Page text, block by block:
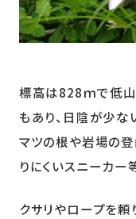
標高は828ｍで低
もあり、日陰が少な
マツの根や岩場の
りにくいスニーカー
クサリやロープを頼